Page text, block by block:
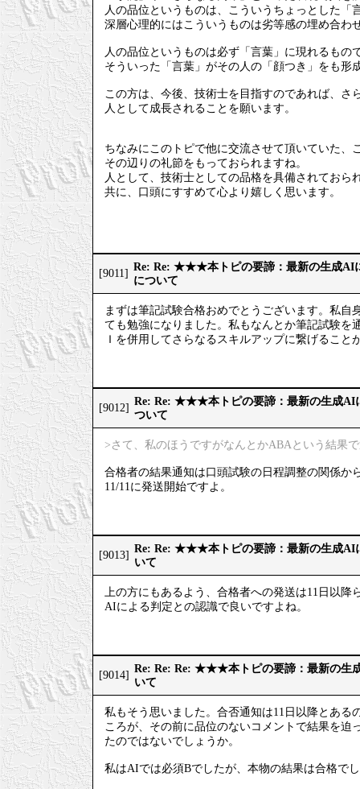
人の品位というものは、こういうちょっとした「
深層心理的にはこういうものは劣等感の埋め合わ
人の品位というものは必ず「言葉」に現れるもの
そういった「言葉」がその人の「顔つき」をも形
この方は、今後、技術士を目指すのであれば、
人として成長されることを願います。
ちなみにこのトピで他に交流させて頂いていた、
その辺りの礼節をもっておられますね。
人として、技術士としての品格を具備されておら
共に、口頭にすすめて心より嬉しく思います。
[9011]
Re: Re: ★★★本トピの要諦：最新の生成AI
について
まずは筆記試験合格おめでとうございます。私
ても勉強になりました。私もなんとか筆記試験を
Ｉを併用してさらなるスキルアップに繋げること
[9012]
Re: Re: ★★★本トピの要諦：最新の生成AI
ついて
>さて、私のほうですがなんとかABAという結果
合格者の結果通知は口頭試験の日程調整の関係か
11/11に発送開始ですよ。
[9013]
Re: Re: ★★★本トピの要諦：最新の生成AI
いて
上の方にもあるよう、合格者への発送は11日以
AIによる判定との認識で良いですよね。
[9014]
Re: Re: Re: ★★★本トピの要諦：最新の生
いて
私もそう思いました。合否通知は11日以降とあ
ころが、その前に品位のないコメントで結果を
たのではないでしょうか。
私はAIでは必須Bでしたが、本物の結果は合格で